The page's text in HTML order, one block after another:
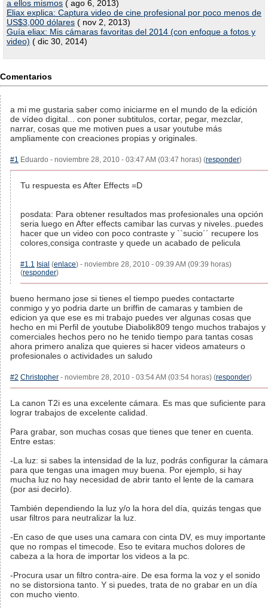
a ellos mismos ( ago 6, 2013)
Eliax explica: Captura video de cine profesional por poco menos de
US$3,000 dólares ( nov 2, 2013)
Guía eliax: Mis cámaras favoritas del 2014 (con enfoque a fotos y
video) ( dic 30, 2014)
Comentarios
a mi me gustaria saber como iniciarme en el mundo de la edición
de vídeo digital... con poner subtitulos, cortar, pegar, mezclar,
narrar, cosas que me motiven pues a usar youtube más
ampliamente con creaciones propias y originales.
#1 Eduardo - noviembre 28, 2010 - 03:47 AM (03:47 horas) (responder)
Tu respuesta es After Effects =D
posdata: Para obtener resultados mas profesionales una opción
seria luego en After effects camibar las curvas y niveles..puedes
hacer que un video con poco contraste y ``sucio´´ recupere los
colores,consiga contraste y quede un acabado de pelicula
#1.1 Isial (enlace) - noviembre 28, 2010 - 09:39 AM (09:39 horas)
(responder)
bueno hermano jose si tienes el tiempo puedes contactarte
conmigo y yo podria darte un briffin de camaras y tambien de
edicion ya que ese es mi trabajo puedes ver algunas cosas que
hecho en mi Perfil de youtube Diabolik809 tengo muchos trabajos y
comerciales hechos pero no he tenido tiempo para tantas cosas
ahora primero analiza que quieres si hacer videos amateurs o
profesionales o actividades un saludo
#2 Christopher - noviembre 28, 2010 - 03:54 AM (03:54 horas) (responder)
La canon T2i es una excelente cámara. Es mas que suficiente para
lograr trabajos de excelente calidad.
Para grabar, son muchas cosas que tienes que tener en cuenta.
Entre estas:
-La luz: si sabes la intensidad de la luz, podrás configurar la cámara
para que tengas una imagen muy buena. Por ejemplo, si hay
mucha luz no hay necesidad de abrir tanto el lente de la camara
(por asi decirlo).
También dependiendo la luz y/o la hora del día, quizás tengas que
usar filtros para neutralizar la luz.
-En caso de que uses una camara con cinta DV, es muy importante
que no rompas el timecode. Eso te evitara muchos dolores de
cabeza a la hora de importar los videos a la pc.
-Procura usar un filtro contra-aire. De esa forma la voz y el sonido
no se distorsiona tanto. Y si puedes, trata de no grabar en un día
con mucho viento.